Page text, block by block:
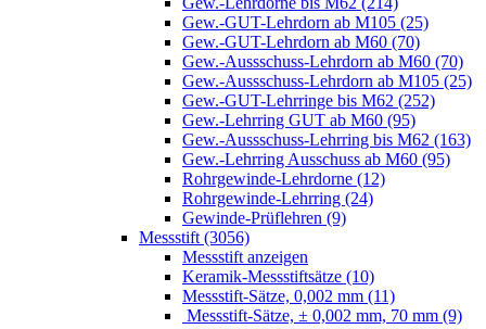
Gew.-GUT-Lehrdorn ab M105 (25)
Gew.-GUT-Lehrdorn ab M60 (70)
Gew.-Aussschuss-Lehrdorn ab M60 (70)
Gew.-Aussschuss-Lehrdorn ab M105 (25)
Gew.-GUT-Lehrringe bis M62 (252)
Gew.-Lehrring GUT ab M60 (95)
Gew.-Aussschuss-Lehrring bis M62 (163)
Gew.-Lehrring Ausschuss ab M60 (95)
Rohrgewinde-Lehrdorne (12)
Rohrgewinde-Lehrring (24)
Gewinde-Prüflehren (9)
Messstift (3056)
Messstift anzeigen
Keramik-Messstiftsätze (10)
Messstift-Sätze, 0,002 mm (11)
Messstift-Sätze, ± 0,002 mm, 70 mm (9)